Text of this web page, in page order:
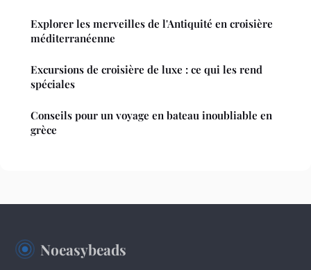
Explorer les merveilles de l'Antiquité en croisière
méditerranéenne
Excursions de croisière de luxe : ce qui les rend
spéciales
Conseils pour un voyage en bateau inoubliable en
grèce
Noeasybeads